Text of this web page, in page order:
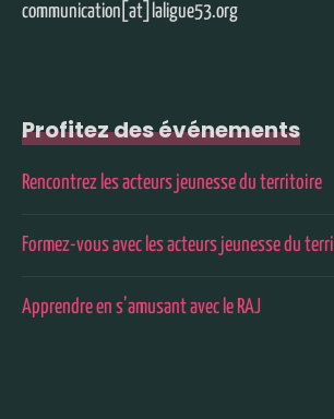
communication[at]laligue53.org
Profitez des événements
Rencontrez les acteurs jeunesse du territoire
Formez-vous avec les acteurs jeunesse du
Apprendre en s’amusant avec le RAJ